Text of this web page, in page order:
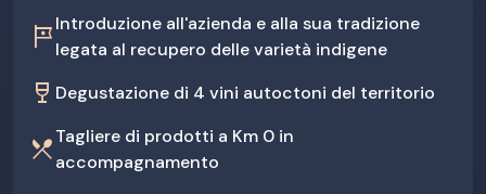
tourIntroduzione all'azienda e alla sua tradizione
legata al recupero delle varietà indigene
wine_bar Degustazione di 4 vini autoctoni del territorio
restaurant_menuTagliere di prodotti a Km 0 in
accompagnamento